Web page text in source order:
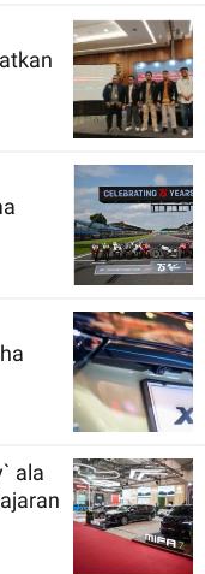
ala